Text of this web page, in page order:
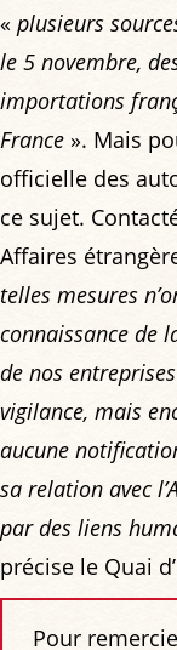
« plusieurs
le 5 novembre,
importations
France ». Mais
officielle des
ce sujet.
Affaires
telles mesures
connaissance de
de nos
vigilance, mais
aucune
sa relation avec
par des liens
précise le Quai
Pour